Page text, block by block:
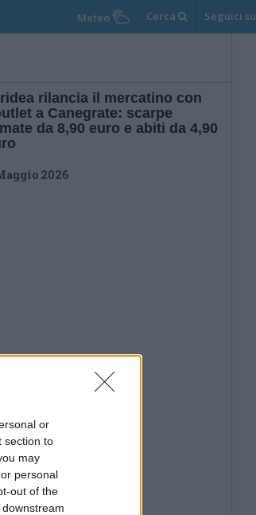
or
section to
may
personal
out of the
Meteo Cerca Seguici su
rilancia il mercatino con
a Canegrate: scarpe
da 8,90 euro e abiti da 4,90
2026